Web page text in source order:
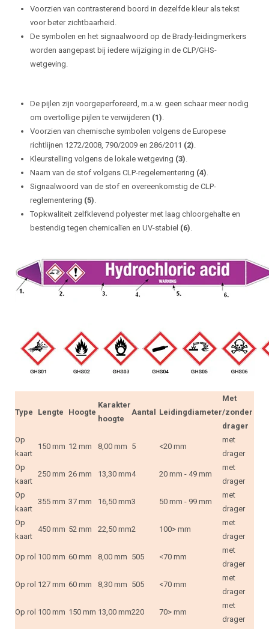
Voorzien van contrasterend boord in dezelfde kleur als tekst
voor beter zichtbaarheid.
De symbolen en het signaalwoord op de Brady-leidingmerkers
worden aangepast bij iedere wijziging in de CLP/GHS-
wetgeving.
De pijlen zijn voorgeperforeerd, m.a.w. geen schaar meer nodig
om overtollige pijlen te verwijderen (1).
Voorzien van chemische symbolen volgens de Europese
richtlijnen 1272/2008, 790/2009 en 286/2011 (2).
Kleurstelling volgens de lokale wetgeving (3).
Naam van de stof volgens CLP-regelementering (4).
Signaalwoord van de stof en overeenkomstig de CLP-
reglementering (5).
Topkwaliteit zelfklevend polyester met laag chloorgehalte en
bestendig tegen chemicalïen en UV-stabiel (6).
Type Lengte Hoogte
Karakter
hoogte
Aantal Leidingdiameter
Met
/zonder
drager
Op
kaart
150 mm 12 mm 8,00 mm 5 <20 mm
met
drager
Op
kaart
250 mm 26 mm 13,30 mm4 20 mm - 49 mm
met
drager
Op
kaart
355 mm 37 mm 16,50 mm3 50 mm - 99 mm
met
drager
Op
kaart
450 mm 52 mm 22,50 mm2 100> mm
met
drager
Op rol 100 mm 60 mm 8,00 mm 505 <70 mm
met
drager
Op rol 127 mm 60 mm 8,30 mm 505 <70 mm
met
drager
Op rol 100 mm 150 mm 13,00 mm220 70> mm
met
drager